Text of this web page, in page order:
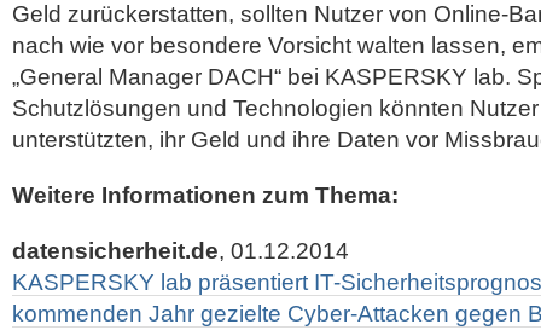
Geld zurückerstatten, sollten Nutzer von Online-
nach wie vor besondere Vorsicht walten lassen,
„General Manager DACH“ bei KASPERSKY lab.
Schutzlösungen und Technologien könnten
unterstützten, ihr Geld und ihre Daten vor
Weitere Informationen zum Thema:
datensicherheit.de, 01.12.2014
KASPERSKY lab präsentiert IT-
kommenden Jahr gezielte Cyber-Attacken gegen